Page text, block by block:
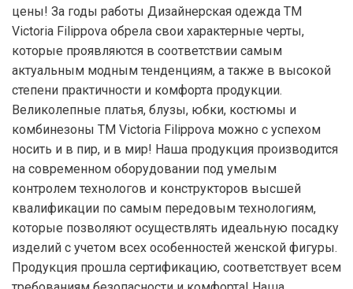
цены! За годы работы Дизайнерская одежда ТМ
Victoria Filippova обрела свои характерные черты,
которые проявляются в соответствии самым
актуальным модным тенденциям, а также в высокой
степени практичности и комфорта продукции.
Великолепные платья, блузы, юбки, костюмы и
комбинезоны ТМ Victoria Filippova можно с успехом
носить и в пир, и в мир! Наша продукция производится
на современном оборудовании под умелым
контролем технологов и конструкторов высшей
квалификации по самым передовым технологиям,
которые позволяют осуществлять идеальную посадку
изделий с учетом всех особенностей женской фигуры.
Продукция прошла сертификацию, соответствует всем